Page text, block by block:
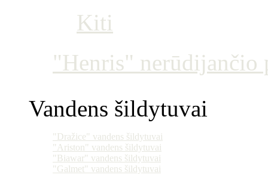
Kiti
"Henris" nerūdijančio
Vandens šildytuvai
"Dražice" vandens šildytuvai
"Ariston" vandens šildytuvai
"Biawar" vandens šildytuvai
"Galmet" vandens šildytuvai